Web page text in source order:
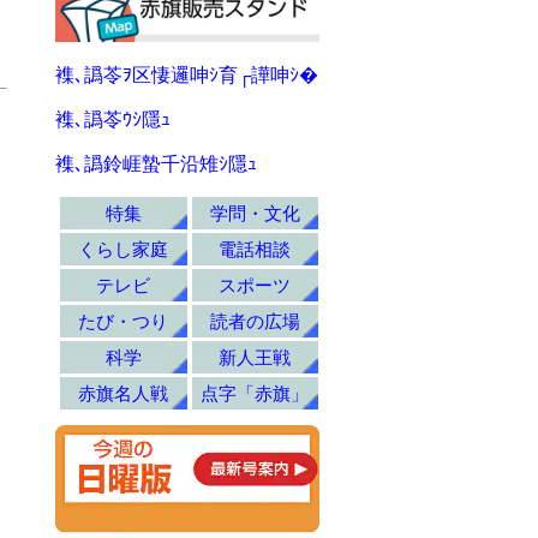
襍､譌苓ｦ区悽邏呻ｼ育┌譁呻ｼ�
襍､譌苓ｳｼ隱ｭ
襍､譌鈴崕蟄千沿雉ｼ隱ｭ
特集
学問・文化
くらし家庭
電話相談
テレビ
スポーツ
たび・つり
読者の広場
科学
新人王戦
赤旗名人戦
点字「赤旗」